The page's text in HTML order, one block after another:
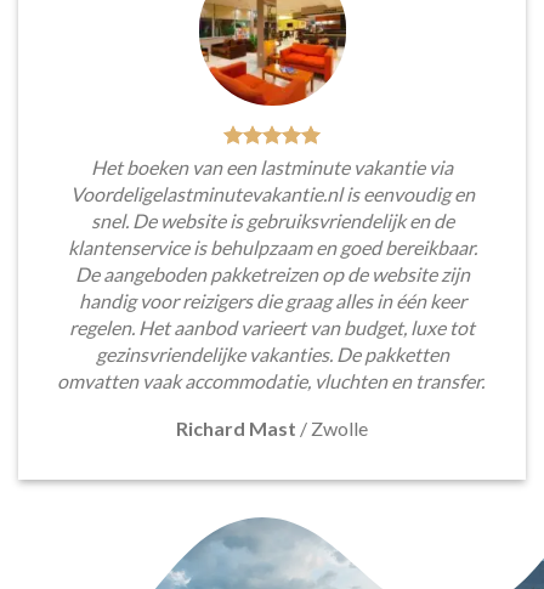
Het boeken van een lastminute vakantie via
Voordeligelastminutevakantie.nl is eenvoudig en
snel. De website is gebruiksvriendelijk en de
klantenservice is behulpzaam en goed bereikbaar.
De aangeboden pakketreizen op de website zijn
handig voor reizigers die graag alles in één keer
regelen. Het aanbod varieert van budget, luxe tot
gezinsvriendelijke vakanties. De pakketten
omvatten vaak accommodatie, vluchten en transfer.
Richard Mast / Zwolle